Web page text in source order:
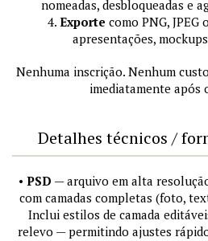
nomeadas, desbloqueadas e
4. Exporte como PNG, JPEG
apresentações,
Nenhuma inscrição. Nenhum
imediatamente após
Detalhes técnicos /
• PSD — arquivo em alta
com camadas completas (foto,
Inclui estilos de camada
relevo — permitindo ajustes